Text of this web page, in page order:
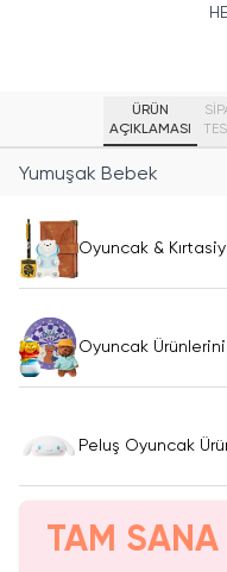
ÜRÜN
AÇIKLAMASI
Yumuşak Bebek
Oyuncak &
Oyuncak
Peluş Oyuncak
TAM SANA